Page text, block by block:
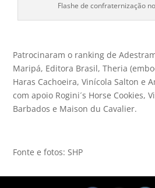
Flashe de confraternização
Patrocinaram o ranking de
Maripá, Editora Brasil, Theria
Haras Cachoeira, Vinícola Salton e
com apoio Rogini´s Horse Cookies,
Barbados e Maison du Cavalier.
Fonte e fotos: SHP